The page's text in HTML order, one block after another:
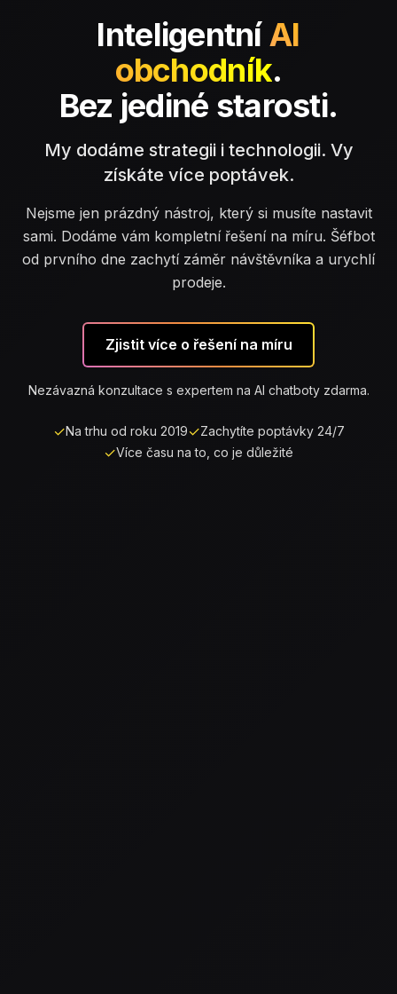
Inteligentní AI
obchodník.
Bez jediné starosti.
My dodáme strategii i technologii. Vy
získáte více poptávek.
Nejsme jen prázdný nástroj, který si musíte nastavit
sami. Dodáme vám kompletní řešení na míru. Šéfbot
od prvního dne zachytí záměr návštěvníka a urychlí
prodeje.
Zjistit více o řešení na míru
Nezávazná konzultace s expertem na AI chatboty zdarma.
✓Na trhu od roku 2019✓Zachytíte poptávky 24/7
✓Více času na to, co je důležité